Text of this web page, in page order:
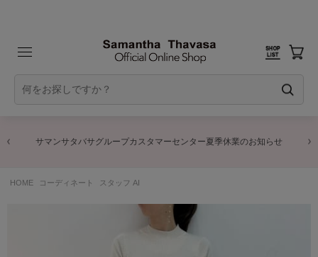
サマンサタバサグループカスタマーセンター夏季休業のお知らせ
HOME コーディネート スタッフ AI